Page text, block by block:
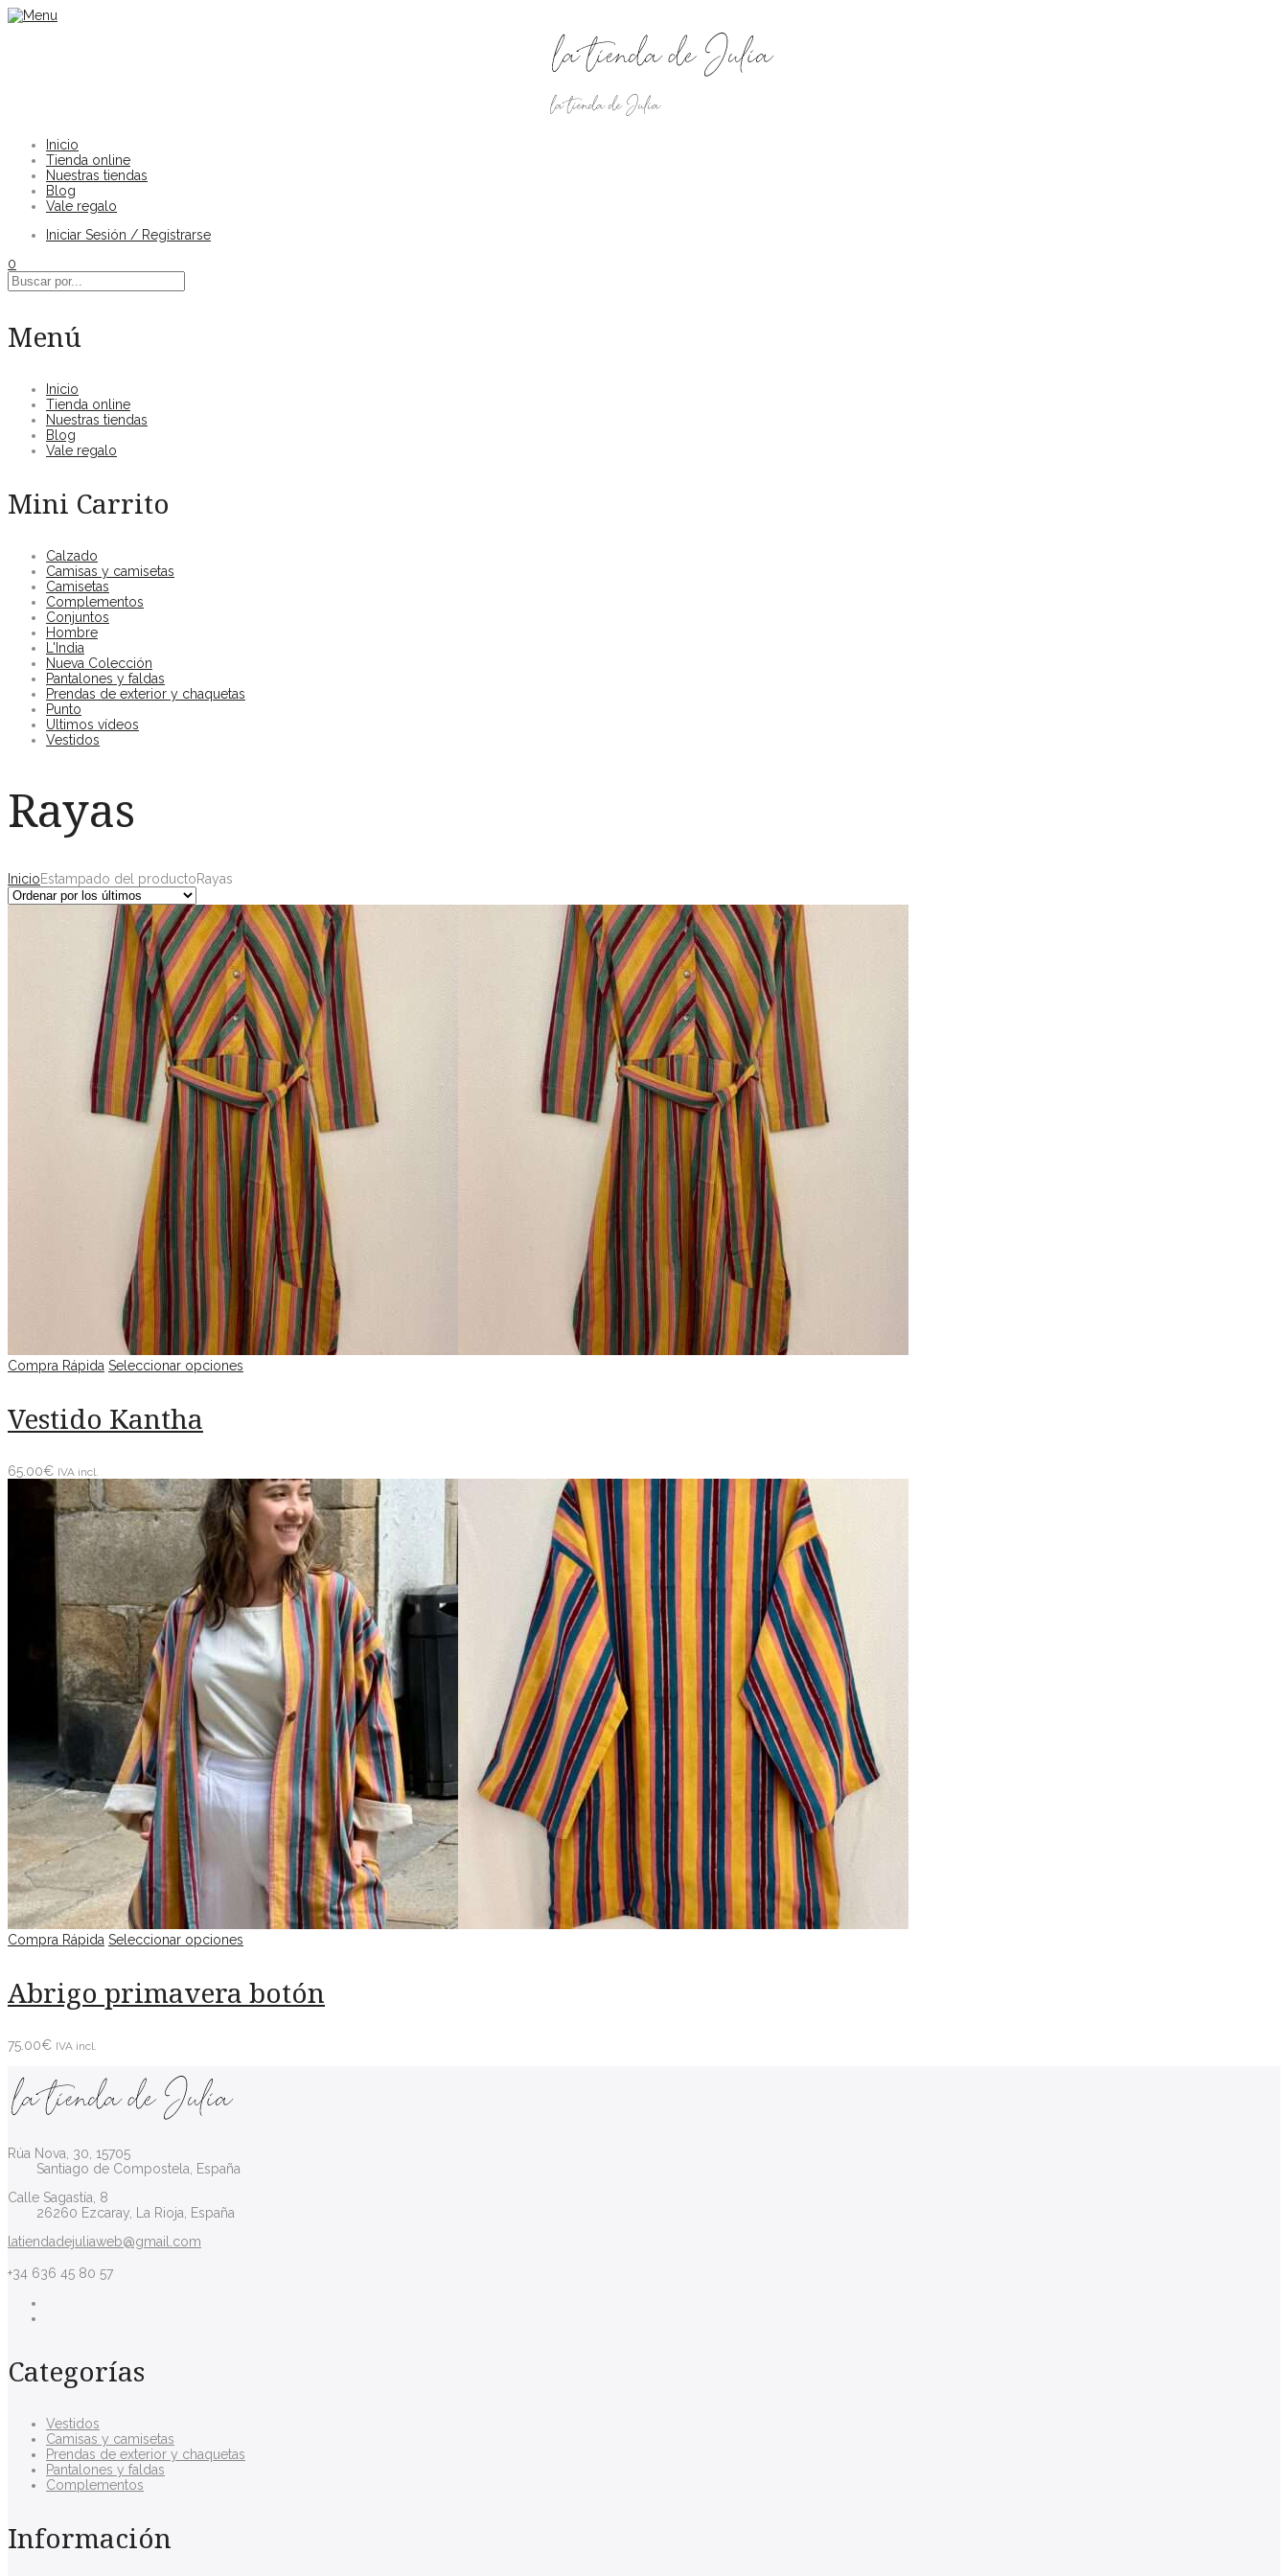
Inicio
Tienda online
Nuestras tiendas
Blog
Vale regalo
Iniciar Sesión / Registrarse
0
Menú
Inicio
Tienda online
Nuestras tiendas
Blog
Vale regalo
Mini Carrito
Calzado
Camisas y camisetas
Camisetas
Complementos
Conjuntos
Hombre
L'India
Nueva Colección
Pantalones y faldas
Prendas de exterior y chaquetas
Punto
Ultimos vídeos
Vestidos
Rayas
InicioEstampado del productoRayas
Compra Rápida Seleccionar opciones
Vestido Kantha
65.00€ IVA incl.
Compra Rápida Seleccionar opciones
Abrigo primavera botón
75.00€ IVA incl.
Rúa Nova, 30, 15705
Santiago de Compostela, España
Calle Sagastía, 8
26260 Ezcaray, La Rioja, España
latiendadejuliaweb@gmail.com
+34 636 45 80 57
Categorías
Vestidos
Camisas y camisetas
Prendas de exterior y chaquetas
Pantalones y faldas
Complementos
Información